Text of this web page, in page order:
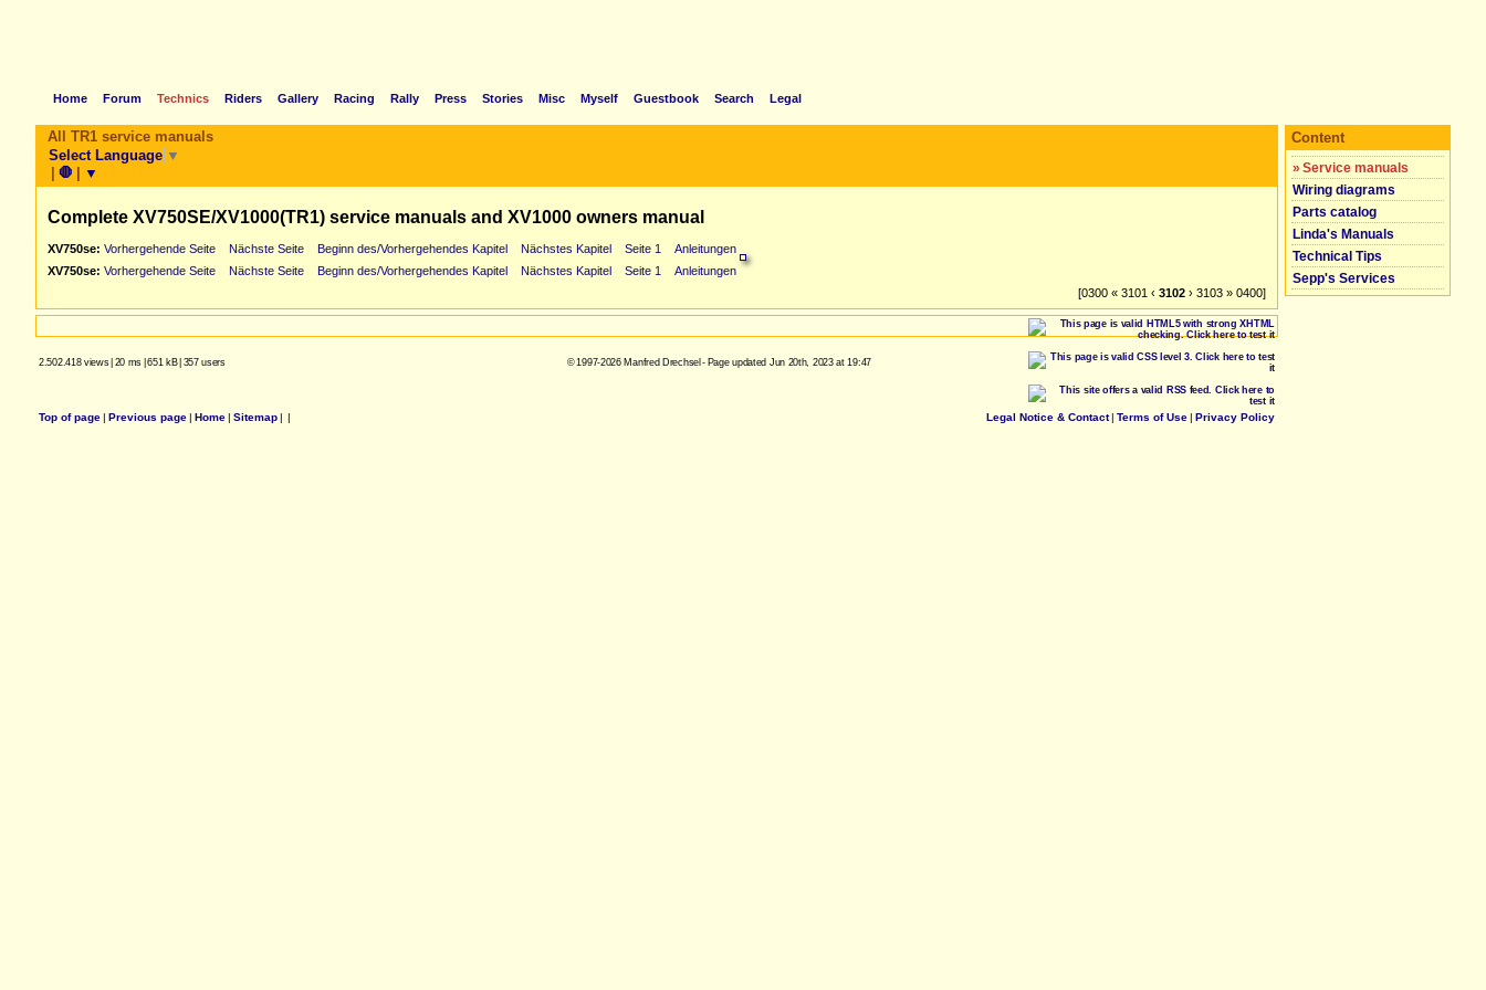
Home Forum Technics Riders Gallery Racing Rally Press Stories Misc Myself Guestbook Search Legal
All TR1 service manuals
Select Language ▼
| 🛑 | ▼
Complete XV750SE/XV1000(TR1) service manuals and XV1000 owners manual
XV750se: Vorhergehende Seite Nächste Seite Beginn des/Vorhergehendes Kapitel Nächstes Kapitel Seite 1
Anleitungen
XV750se: Vorhergehende Seite Nächste Seite Beginn des/Vorhergehendes Kapitel Nächstes Kapitel Seite 1
Anleitungen
[0300 « 3101 ‹ 3102 › 3103 » 0400]
Content
» Service manuals
Wiring diagrams
Parts catalog
Linda's Manuals
Technical Tips
Sepp's Services
2.502.418 views| 20 ms |651 kB| 357 users © 1997-2026 Manfred Drechsel - Page updated Jun 20th, 2023 at 19:47
Top of page| Previous page| Home| Sitemap| | Legal Notice & Contact| Terms of Use| Privacy Policy